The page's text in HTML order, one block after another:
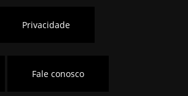
Privacidade
Fale conosco